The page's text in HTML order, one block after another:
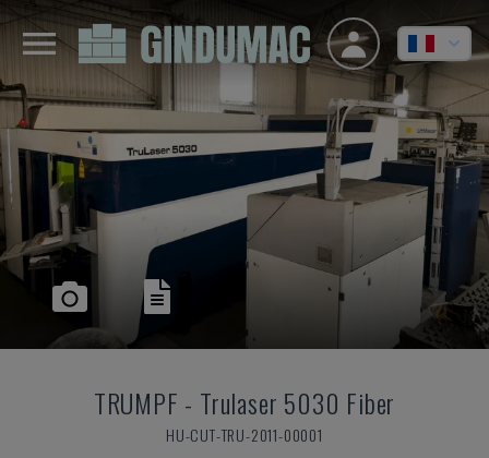
TRUMPF - Trulaser 5030 Fiber
HU-CUT-TRU-2011-00001